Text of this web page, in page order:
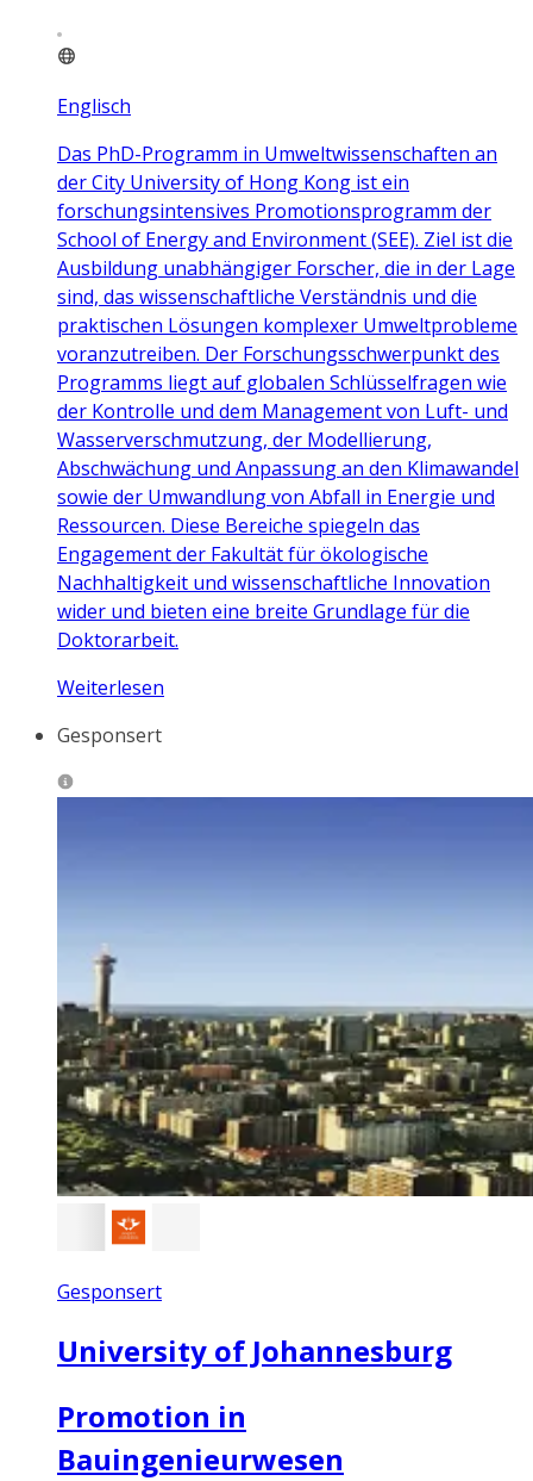
Englisch
Das PhD-Programm in Umweltwissenschaften an
der City University of Hong Kong ist ein
forschungsintensives Promotionsprogramm der
School of Energy and Environment (SEE). Ziel ist die
Ausbildung unabhängiger Forscher, die in der Lage
sind, das wissenschaftliche Verständnis und die
praktischen Lösungen komplexer Umweltprobleme
voranzutreiben. Der Forschungsschwerpunkt des
Programms liegt auf globalen Schlüsselfragen wie
der Kontrolle und dem Management von Luft- und
Wasserverschmutzung, der Modellierung,
Abschwächung und Anpassung an den Klimawandel
sowie der Umwandlung von Abfall in Energie und
Ressourcen. Diese Bereiche spiegeln das
Engagement der Fakultät für ökologische
Nachhaltigkeit und wissenschaftliche Innovation
wider und bieten eine breite Grundlage für die
Doktorarbeit.
Weiterlesen
Gesponsert
Gesponsert
University of Johannesburg
Promotion in
Bauingenieurwesen